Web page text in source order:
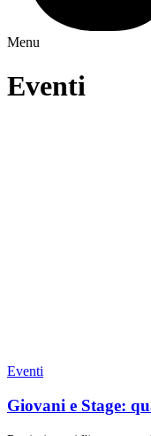
Menu
Eventi
Eventi
Giovani e Stage: